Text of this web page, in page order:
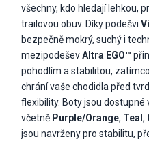
všechny, kdo hledají lehkou,
trailovou obuv. Díky podešvi
bezpečně mokrý, suchý i
mezipodeševAltra EGO™
pohodlím a stabilitou, zatímco
chrání vaše chodidla před
flexibility. Boty jsou dostupné
včetně Purple/Orange, Teal,
jsou navrženy pro stabilitu,